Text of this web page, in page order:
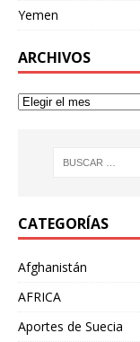
Yemen
ARCHIVOS
CATEGORÍAS
Afghanistán
AFRICA
Aportes de Suecia